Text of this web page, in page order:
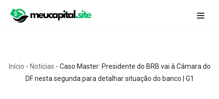
conteúdo
Início - Notícias - Caso Master: Presidente do BRB vai à Câmara do
DF nesta segunda para detalhar situação do banco | G1